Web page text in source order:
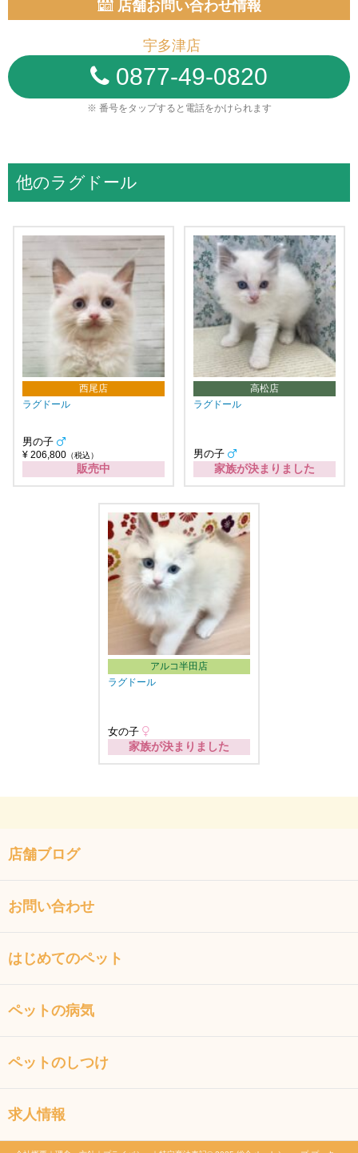
店舗お問い合わせ情報
宇多津店
0877-49-0820
※ 番号をタップすると電話をかけられます
他のラグドール
西尾店
ラグドール
男の子
¥ 206,800 （税込）
販売中
高松店
ラグドール
男の子
家族が決まりました
アルコ半田店
ラグドール
女の子
家族が決まりました
店舗ブログ
お問い合わせ
はじめてのペット
ペットの病気
ペットのしつけ
求人情報